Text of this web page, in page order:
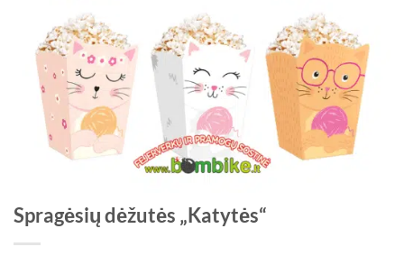
Spragėsių dėžutės „Katytės“